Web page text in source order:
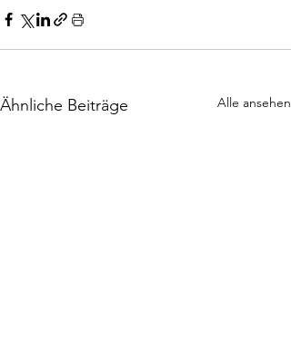
Ähnliche Beiträge Alle ansehen